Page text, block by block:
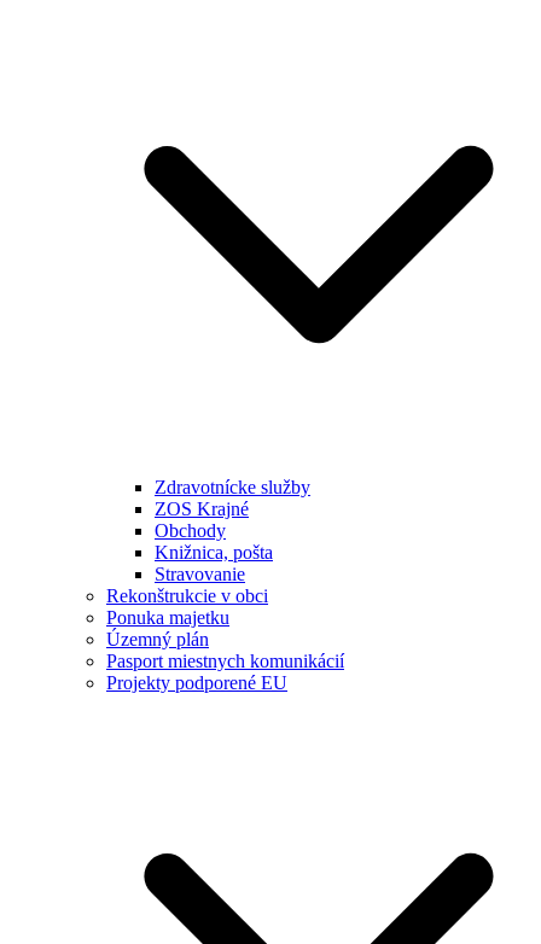
Zdravotnícke služby
ZOS Krajné
Obchody
Knižnica, pošta
Stravovanie
Rekonštrukcie v obci
Ponuka majetku
Územný plán
Pasport miestnych komunikácií
Projekty podporené EU